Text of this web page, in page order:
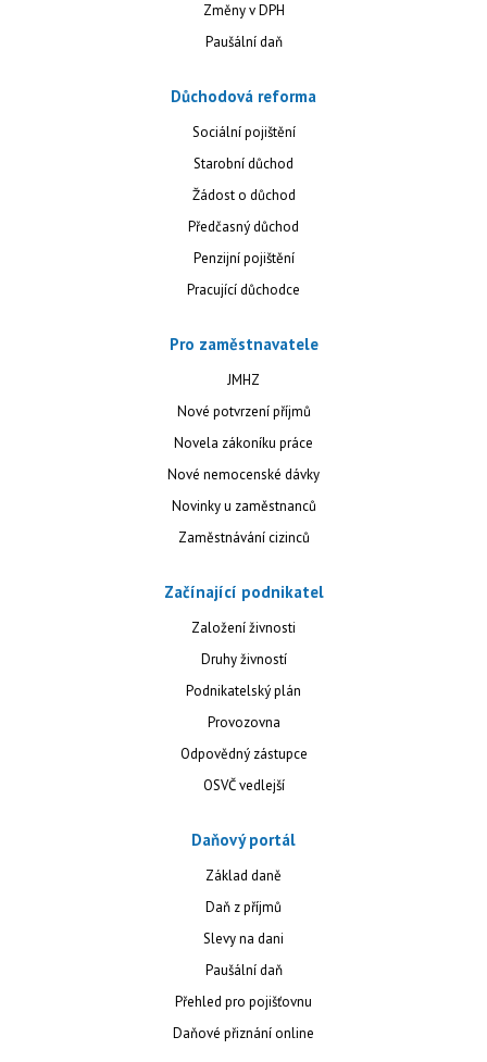
Změny v DPH
Paušální daň
Důchodová reforma
Sociální pojištění
Starobní důchod
Žádost o důchod
Předčasný důchod
Penzijní pojištění
Pracující důchodce
Pro zaměstnavatele
JMHZ
Nové potvrzení příjmů
Novela zákoníku práce
Nové nemocenské dávky
Novinky u zaměstnanců
Zaměstnávání cizinců
Začínající podnikatel
Založení živnosti
Druhy živností
Podnikatelský plán
Provozovna
Odpovědný zástupce
OSVČ vedlejší
Daňový portál
Základ daně
Daň z příjmů
Slevy na dani
Paušální daň
Přehled pro pojišťovnu
Daňové přiznání online